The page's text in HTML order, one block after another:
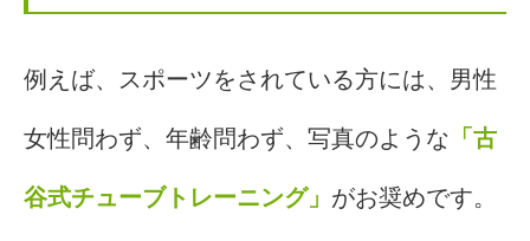
例えば、スポーツをされている方には、男性
女性問わず、年齢問わず、写真のような 「古
谷式チューブトレーニング」 がお奨めです。